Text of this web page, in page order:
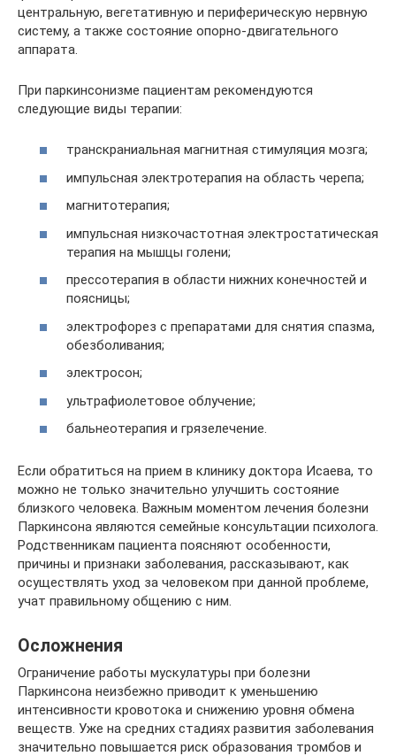
центральную, вегетативную и периферическую нервную
систему, а также состояние опорно-двигательного
аппарата.
При паркинсонизме пациентам рекомендуются
следующие виды терапии:
транскраниальная магнитная стимуляция мозга;
импульсная электротерапия на область черепа;
магнитотерапия;
импульсная низкочастотная электростатическая
терапия на мышцы голени;
прессотерапия в области нижних конечностей и
поясницы;
электрофорез с препаратами для снятия спазма,
обезболивания;
электросон;
ультрафиолетовое облучение;
бальнеотерапия и грязелечение.
Если обратиться на прием в клинику доктора Исаева, то
можно не только значительно улучшить состояние
близкого человека. Важным моментом лечения болезни
Паркинсона являются семейные консультации психолога.
Родственникам пациента поясняют особенности,
причины и признаки заболевания, рассказывают, как
осуществлять уход за человеком при данной проблеме,
учат правильному общению с ним.
Осложнения
Ограничение работы мускулатуры при болезни
Паркинсона неизбежно приводит к уменьшению
интенсивности кровотока и снижению уровня обмена
веществ. Уже на средних стадиях развития заболевания
значительно повышается риск образования тромбов и